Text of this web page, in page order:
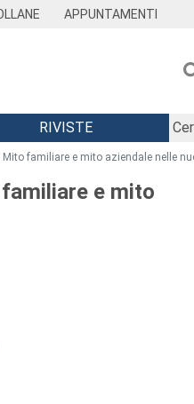
APPUNTAMENTI
RIVISTE
familiare e mito aziendale nelle
e mito